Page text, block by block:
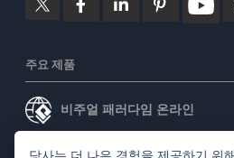
주요 제품
비주얼 패러다임 온라인
비주얼 패러다임 데스크톱